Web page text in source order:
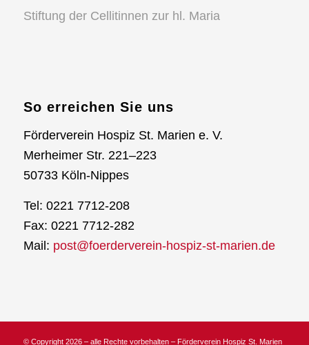
Stiftung der Cellitinnen zur hl. Maria
So erreichen Sie uns
Förderverein Hospiz St. Marien e. V.
Merheimer Str. 221–223
50733 Köln-Nippes
Tel: 0221 7712-208
Fax: 0221 7712-282
Mail: post@foerderverein-hospiz-st-marien.de
© Copyright 2026 – alle Rechte vorbehalten – Förderverein Hospiz St. Marien